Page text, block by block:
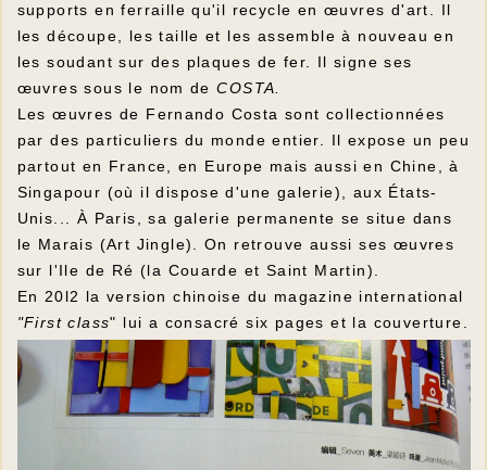
supports en ferraille qu'il recycle en œuvres d'art. Il
les découpe, les taille et les assemble à nouveau en
les soudant sur des plaques de fer. Il signe ses
œuvres sous le nom deCOSTA.
Les œuvres de Fernando Costa sont collectionnées
par des particuliers du monde entier. Il expose un peu
partout en France, en Europe mais aussi en Chine, à
Singapour (où il dispose d'une galerie), aux États-
Unis... À Paris, sa galerie permanente se situe dans
le Marais (Art Jingle). On retrouve aussi ses œuvres
sur l'Ile de Ré (la Couarde et Saint Martin).
En 20l2 la version chinoise du magazine international
"First class" lui a consacré six pages et la couverture.